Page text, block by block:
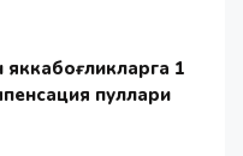
1
пуллари